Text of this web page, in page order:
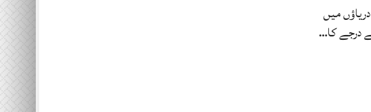
میں
درجے کا…